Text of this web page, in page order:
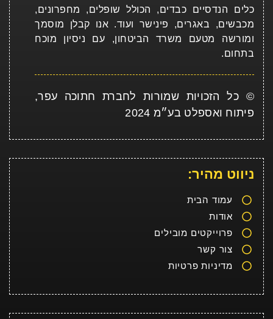
כלים הנדסיים כבדים, הכולל שופלים, מחפרונים,
מכבשים, באגרים, פינישר ועוד. אנו קבלן מוסמך
ומורשה מטעם משרד הביטחון, עם ניסיון מוכח
בתחום.
© כל הזכויות שמורות לחברת חתוכה עפר,
פיתוח ואספלט בע״מ 2024
ניווט מהיר:
עמוד הבית
אודות
פרוייקטים מובילים
צור קשר
מדיניות פרטיות